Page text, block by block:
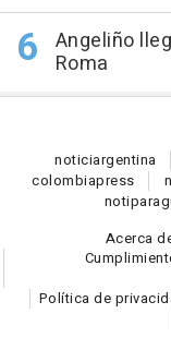
Angeliño
Roma
noticiargentina
colombiapress
noti
Acerca
Política de